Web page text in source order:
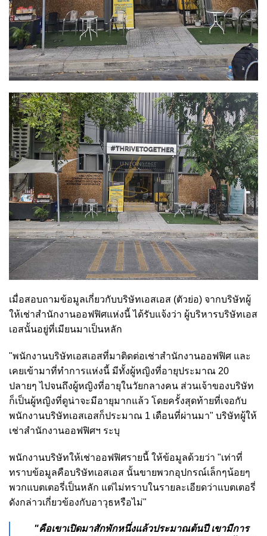
เมื่อสอบถามข้อมูลเกี่ยวกับบริษัทเอสเอส (ตัวย่อ) จากบริษัทผู้
ให้เช่าสำนักงานออฟฟิศแห่งนี้ ได้รับแจ้งว่า ผู้บริหารบริษัทเอส
เอสนั้นอยู่ที่เมียนมาเป็นหลัก
"พนักงานบริษัทเอสเอสที่มาติดต่อเช่าสำนักงานออฟฟิศ และ
เคยเข้ามาที่ทำการแห่งนี้ มีทั้งผู้หญิงที่อายุประมาณ 20
ปลายๆ ไปจนถึงผู้หญิงที่อายุในวัยกลางคน ส่วนเจ้าของบริษัท
ก็เป็นผู้หญิงที่ดูน่าจะมีอายุมากแล้ว โดยครั้งสุดท้ายที่เจอกับ
พนักงานบริษัทเอสเอสก็ประมาณ 1 เดือนที่ผ่านมา" บริษัทผู้ให้
เช่าสำนักงานออฟฟิศฯ ระบุ
พนักงานบริษัทให้เช่าออฟฟิศรายนี้ ให้ข้อมูลด้วยว่า "เท่าที่
ทราบข้อมูลคือบริษัทเอสเอส นั้นขายพวกอุปกรณ์เล็กๆน้อยๆ
พวกแบตเตอรี่เป็นหลัก แต่ไม่ทราบในรายละเอียดว่าแบตเตอรี่
ดังกล่าวเกี่ยวข้องกับอาวุธหรือไม่"
"คือเขาเปิดมาสักพักหนึ่งแล้วประมาณต้นปี เขามีการ